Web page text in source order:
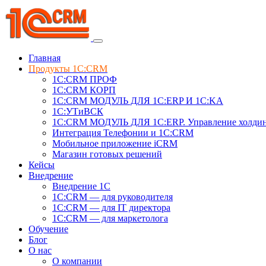
Главная
Продукты 1C:CRM
1С:CRM ПРОФ
1С:CRM КОРП
1С:CRM МОДУЛЬ ДЛЯ 1C:ERP И 1C:KA
1C:УТиВСК
1С:CRM МОДУЛЬ ДЛЯ 1C:ERP. Управление
Интеграция Телефонии и 1C:CRM
Мобильное приложение iCRM
Магазин готовых решений
Кейсы
Внедрение
Внедрение 1C
1С:CRM — для руководителя
1С:CRM — для IT директора
1С:CRM — для маркетолога
Обучение
Блог
О нас
О компании